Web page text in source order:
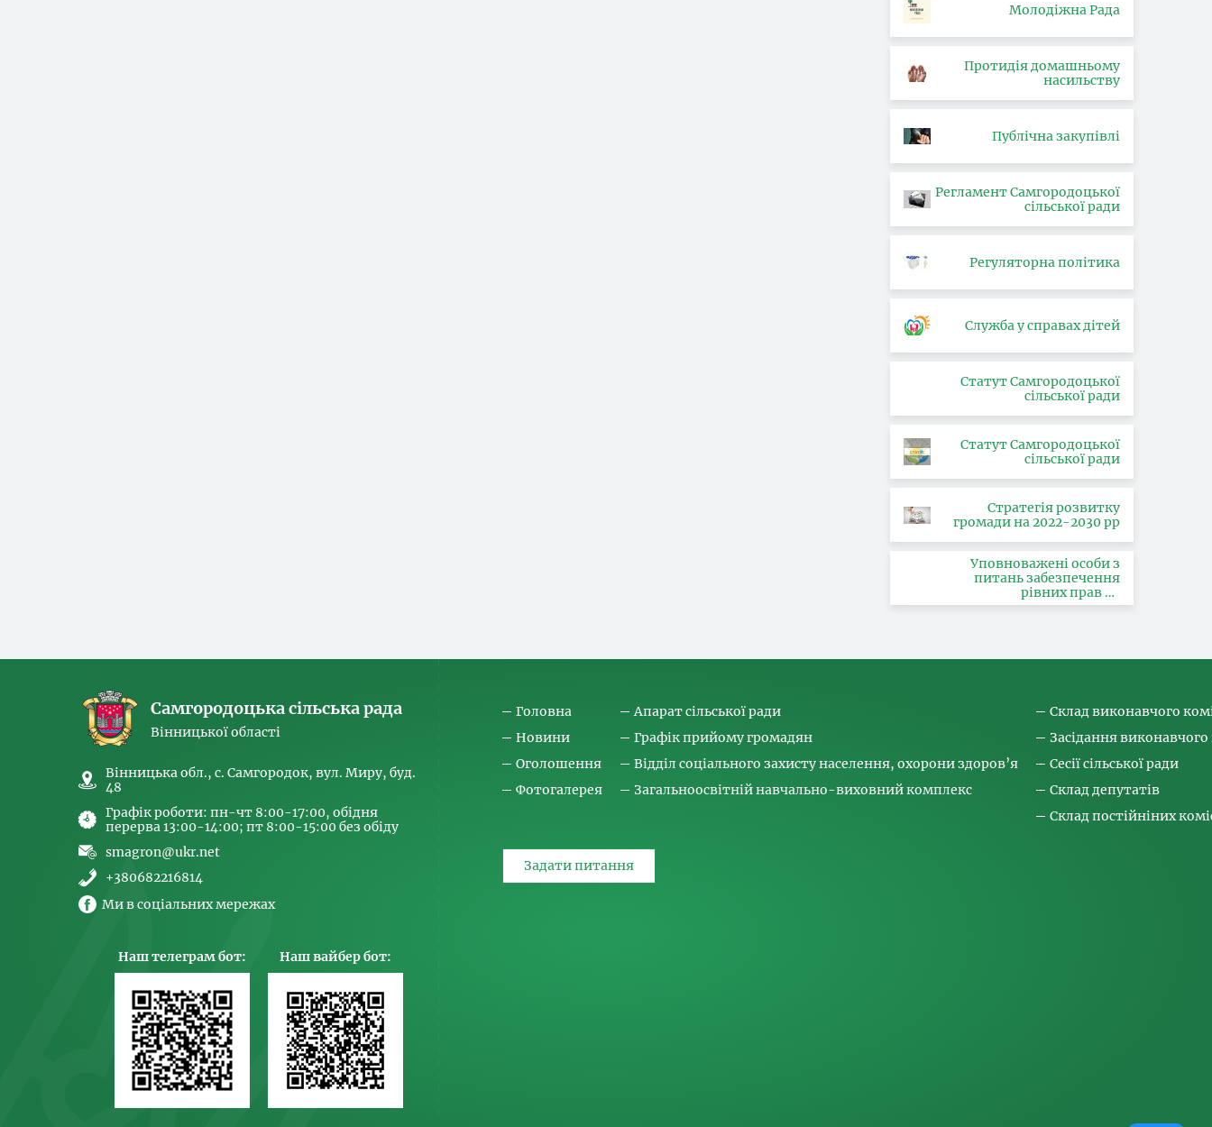
Молодіжна Рада
Протидія домашньому
насильству
Публічна закупівлі
Регламент Самгородоцької
сільської ради
Регуляторна політика
Служба у справах дітей
Статут Самгородоцької
сільської ради
Статут Самгородоцької
сільської ради
Стратегія розвитку
громади на 2022-2030 рр
Уповноважені особи з
питань забезпечення
рівних прав та
можливостей жінок і
здійснення заходів,
людьми та координатора
Самгородоцька сільська рада
Вінницької області
Вінницька обл., с. Самгородок, вул. Миру, буд.
48
Графік роботи: пн-чт 8:00-17:00, обідня
перерва 13:00-14:00; пт 8:00-15:00 без обіду
smagron@ukr.net
+380682216814
Ми в соціальних мережах
Наш телеграм бот: Наш вайбер бот:
Головна
Новини
Оголошення
Фотогалерея
Апарат сільської ради
Графік прийому громадян
Відділ соціального захисту населення, охорони здоров’я
Загальноосвітній навчально-виховний комплекс
Склад виконавчого
Засідання
Сесії сільської ради
Склад депутатів
Склад постійніних
Задати питання